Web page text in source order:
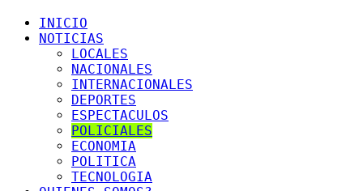
INICIO
NOTICIAS
LOCALES
NACIONALES
INTERNACIONALES
DEPORTES
ESPECTACULOS
POLICIALES
ECONOMIA
POLITICA
TECNOLOGIA